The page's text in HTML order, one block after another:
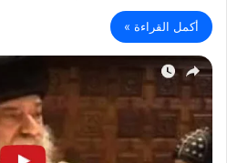
أكمل القراءة »